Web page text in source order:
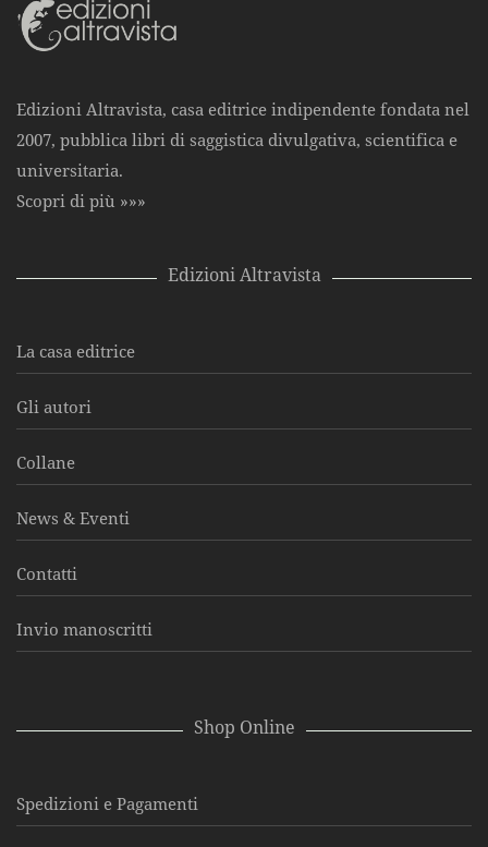
Edizioni Altravista, casa editrice indipendente fondata nel
2007, pubblica libri di saggistica divulgativa, scientifica e
universitaria.
Scopri di più »»»
Edizioni Altravista
La casa editrice
Gli autori
Collane
News & Eventi
Contatti
Invio manoscritti
Shop Online
Spedizioni e Pagamenti